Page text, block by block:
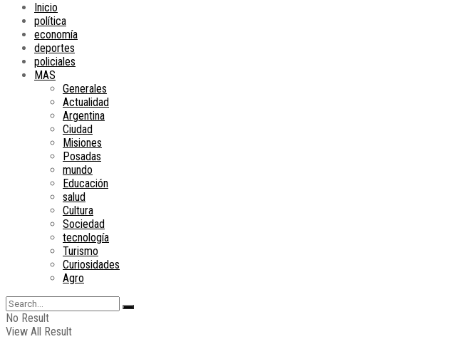
Inicio
política
economía
deportes
policiales
MAS
Generales
Actualidad
Argentina
Ciudad
Misiones
Posadas
mundo
Educación
salud
Cultura
Sociedad
tecnología
Turismo
Curiosidades
Agro
No Result
View All Result